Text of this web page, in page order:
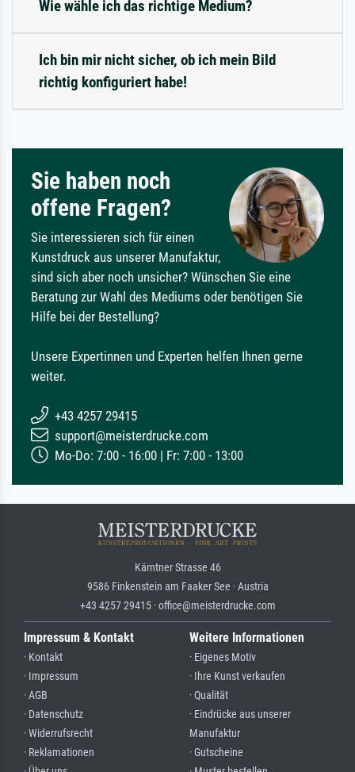
Wie wähle ich das richtige Medium?
Ich bin mir nicht sicher, ob ich mein Bild
richtig konfiguriert habe!
Sie haben noch
offene Fragen?
Sie interessieren sich für einen
Kunstdruck aus unserer Manufaktur,
sind sich aber noch unsicher? Wünschen Sie eine
Beratung zur Wahl des Mediums oder benötigen Sie
Hilfe bei der Bestellung?
Unsere Expertinnen und Experten helfen Ihnen gerne
weiter.
+43 4257 29415
support@meisterdrucke.com
Mo-Do: 7:00 - 16:00 | Fr: 7:00 - 13:00
Kärntner Strasse 46
9586 Finkenstein am Faaker See · Austria
+43 4257 29415 · office@meisterdrucke.com
Impressum & Kontakt
· Kontakt
· Impressum
· AGB
· Datenschutz
· Widerrufsrecht
· Reklamationen
Weitere Informationen
· Eigenes Motiv
· Ihre Kunst verkaufen
· Qualität
· Eindrücke aus unserer
Manufaktur
· Gutscheine